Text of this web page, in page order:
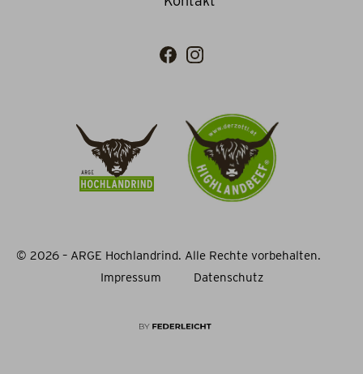
© 2026 – ARGE Hochlandrind. Alle Rechte vorbehalten.
Impressum
Datenschutz